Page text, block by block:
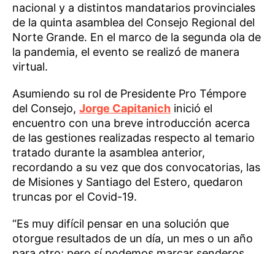
nacional y a distintos mandatarios provinciales
de la quinta asamblea del Consejo Regional del
Norte Grande. En el marco de la segunda ola de
la pandemia, el evento se realizó de manera
virtual.
Asumiendo su rol de Presidente Pro Témpore
del Consejo, Jorge Capitanich inició el
encuentro con una breve introducción acerca
de las gestiones realizadas respecto al temario
tratado durante la asamblea anterior,
recordando a su vez que dos convocatorias, las
de Misiones y Santiago del Estero, quedaron
truncas por el Covid-19.
“Es muy difícil pensar en una solución que
otorgue resultados de un día, un mes o un año